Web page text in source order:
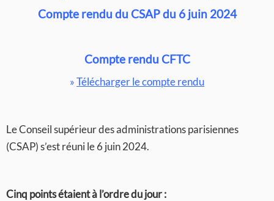
Compte rendu du CSAP du 6 juin 2024
Compte rendu CFTC
»Télécharger le compte rendu
Le Conseil supérieur des administrations parisiennes
(CSAP) s’est réuni le 6 juin 2024.
Cinq points étaient à l’ordre du jour :